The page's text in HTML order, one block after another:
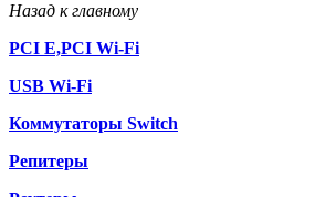
Назад к главному
PCI E,PCI Wi-Fi
USB Wi-Fi
Коммутаторы Switch
Репитеры